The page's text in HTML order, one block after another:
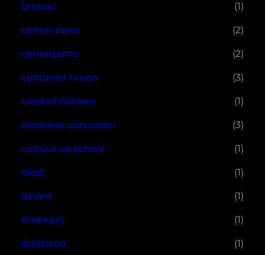
brussel (1)
center parcs (2)
centerparcs (2)
container huren (3)
creatief denken (1)
creatieve cursussen (3)
cultuur op school (1)
diest (1)
dinant (1)
drukkerij (1)
duitsland (1)